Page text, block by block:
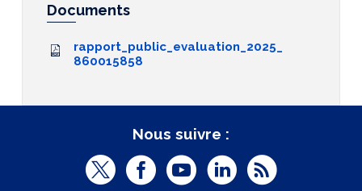
Documents
rapport_public_evaluation_2025_
860015858
Nous suivre :
T
F
Y
L
R